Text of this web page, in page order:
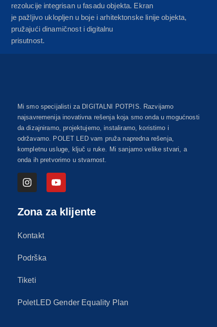
rezolucije integrisan u fasadu objekta. Ekran
je pažljivo uklopljen u boje i arhitektonske linije objekta,
pružajući dinamičnost i digitalnu
prisutnost.
Mi smo specijalisti za DIGITALNI POTPIS. Razvijamo
najsavremenija inovativna rešenja koja smo onda u mogućnosti
da dizajniramo, projektujemo, instaliramo, koristimo i
održavamo. POLET LED vam pruža napredna rešenja,
kompletnu usluge, ključ u ruke. Mi sanjamo velike stvari, a
onda ih pretvorimo u stvarnost.
Zona za klijente
Kontakt
Podrška
Tiketi
PoletLED Gender Equality Plan